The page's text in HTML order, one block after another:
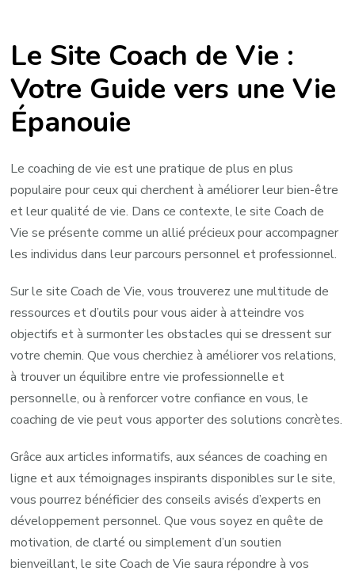
Site
Coach
de
Transformation
Personnelle
Le Site Coach de Vie :
Votre Guide vers une Vie
Épanouie
Le coaching de vie est une pratique de plus en plus
populaire pour ceux qui cherchent à améliorer leur bien-être
et leur qualité de vie. Dans ce contexte, le site Coach de
Vie se présente comme un allié précieux pour accompagner
les individus dans leur parcours personnel et professionnel.
Sur le site Coach de Vie, vous trouverez une multitude de
ressources et d’outils pour vous aider à atteindre vos
objectifs et à surmonter les obstacles qui se dressent sur
votre chemin. Que vous cherchiez à améliorer vos relations,
à trouver un équilibre entre vie professionnelle et
personnelle, ou à renforcer votre confiance en vous, le
coaching de vie peut vous apporter des solutions concrètes.
Grâce aux articles informatifs, aux séances de coaching en
ligne et aux témoignages inspirants disponibles sur le site,
vous pourrez bénéficier des conseils avisés d’experts en
développement personnel. Que vous soyez en quête de
motivation, de clarté ou simplement d’un soutien
bienveillant, le site Coach de Vie saura répondre à vos